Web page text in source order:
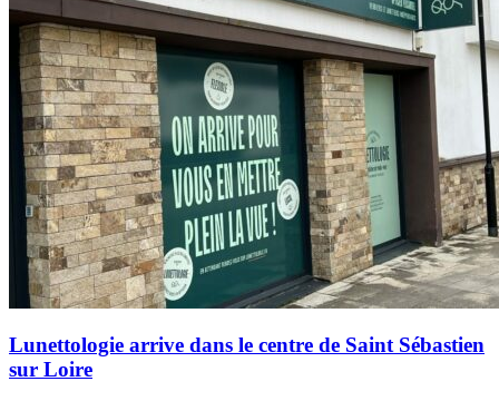
Lunettologie arrive dans le centre de Saint Sébastien
sur Loire